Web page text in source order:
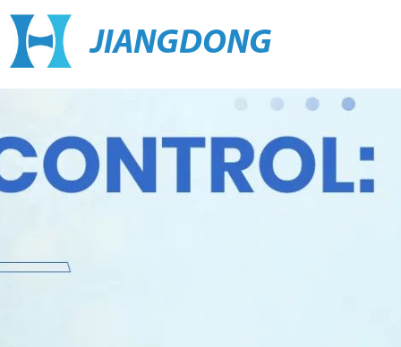
JIANGDONG